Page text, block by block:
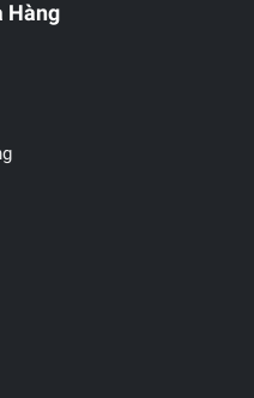
Hàng